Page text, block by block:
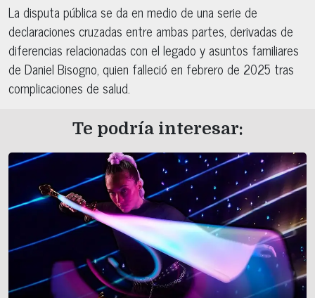
La disputa pública se da en medio de una serie de
declaraciones cruzadas entre ambas partes, derivadas de
diferencias relacionadas con el legado y asuntos familiares
de Daniel Bisogno, quien falleció en febrero de 2025 tras
complicaciones de salud.
Te podría interesar: